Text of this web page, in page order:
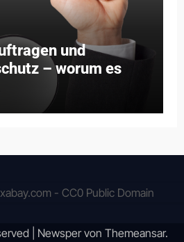
und
– worum es
- CC0 Public Domain
Newspervon Themeansar.